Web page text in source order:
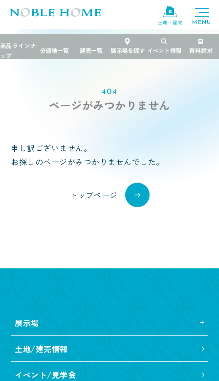
土地・建売
404
404
ページがみつかりません
申し訳ございません。
お探しのページがみつかりませんでした。
トップページ
展示場
土地/建売情報
イベント/見学会